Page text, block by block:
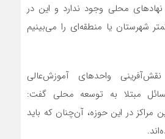
محلی وجود ندارد و این در
شهرستان یا منطقه‌ای را می‌بینیم
واحدهای آموزش‌عالی
مبتلا به توسعه محلی گفت:
مراکز در این حوزه، آن‌چنان که باید